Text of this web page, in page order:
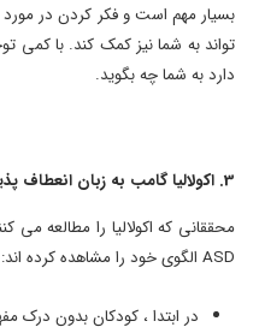
بسیار مهم است و فکر کردن در مورد
تواند به شما نیز کمک کند. با کمی
دارد به شما چه بگوید.
3. اکولالیا گامب به زبان انعطاف پذیر است
محققانی که اکولالیا را مطالعه می
ASD الگوی خود را مشاهده کرده اند:
در ابتدا ، کودکان بدون درک